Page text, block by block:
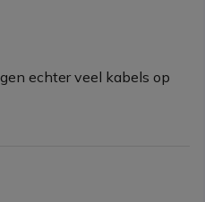
echter veel kabels op